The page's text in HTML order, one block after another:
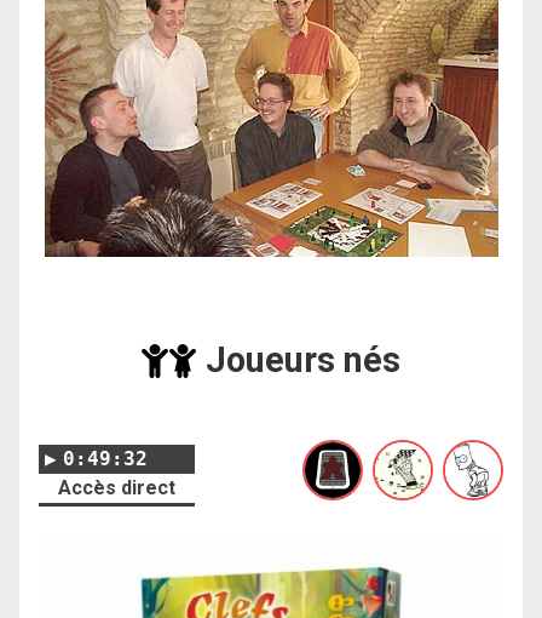
Joueurs nés
0:49:32
Accès direct